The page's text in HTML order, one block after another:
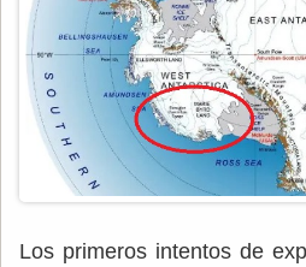
Los primeros intentos de